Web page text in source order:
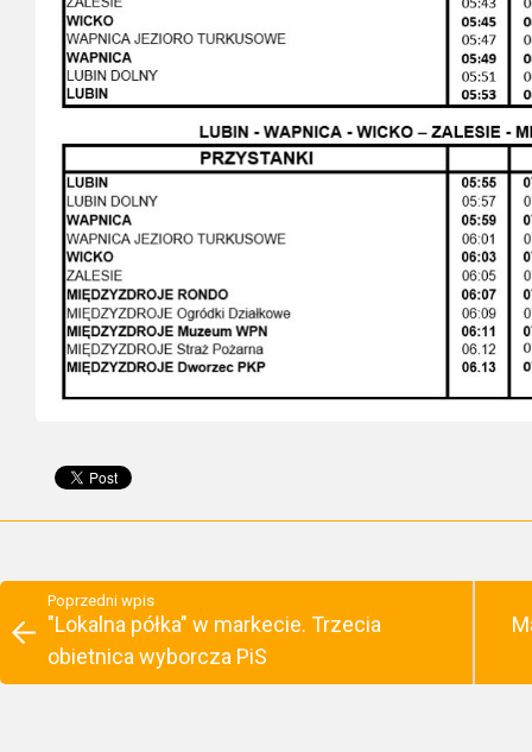
Poprzedni wpis
"Lokalna półka" w markecie. Trzecia
obietnica wyborcza PiS